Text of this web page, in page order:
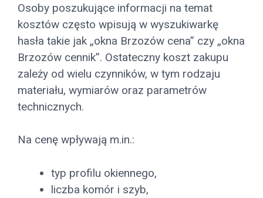
Osoby poszukujące informacji na temat
kosztów często wpisują w wyszukiwarkę
hasła takie jak „okna Brzozów cena” czy „okna
Brzozów cennik”. Ostateczny koszt zakupu
zależy od wielu czynników, w tym rodzaju
materiału, wymiarów oraz parametrów
technicznych.
Na cenę wpływają m.in.:
typ profilu okiennego,
liczba komór i szyb,